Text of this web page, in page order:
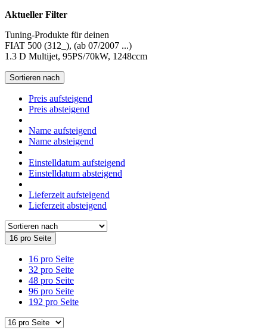
Aktueller Filter
Tuning-Produkte für deinen
FIAT 500 (312_), (ab 07/2007 ...)
1.3 D Multijet, 95PS/70kW, 1248ccm
Sortieren nach
Preis aufsteigend
Preis absteigend
Name aufsteigend
Name absteigend
Einstelldatum aufsteigend
Einstelldatum absteigend
Lieferzeit aufsteigend
Lieferzeit absteigend
16 pro Seite
16 pro Seite
32 pro Seite
48 pro Seite
96 pro Seite
192 pro Seite